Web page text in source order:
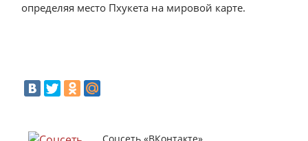
определяя место Пхукета на мировой карте.